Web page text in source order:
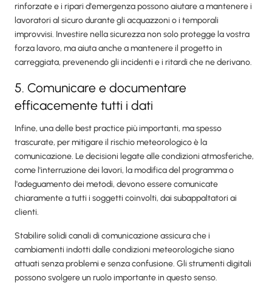
rinforzate e i ripari d'emergenza possono aiutare a mantenere i
lavoratori al sicuro durante gli acquazzoni o i temporali
improvvisi. Investire nella sicurezza non solo protegge la vostra
forza lavoro, ma aiuta anche a mantenere il progetto in
carreggiata, prevenendo gli incidenti e i ritardi che ne derivano.
5. Comunicare e documentare
efficacemente tutti i dati
Infine, una delle best practice più importanti, ma spesso
trascurate, per mitigare il rischio meteorologico è la
comunicazione. Le decisioni legate alle condizioni atmosferiche,
come l'interruzione dei lavori, la modifica del programma o
l'adeguamento dei metodi, devono essere comunicate
chiaramente a tutti i soggetti coinvolti, dai subappaltatori ai
clienti.
Stabilire solidi canali di comunicazione assicura che i
cambiamenti indotti dalle condizioni meteorologiche siano
attuati senza problemi e senza confusione. Gli strumenti digitali
possono svolgere un ruolo importante in questo senso.